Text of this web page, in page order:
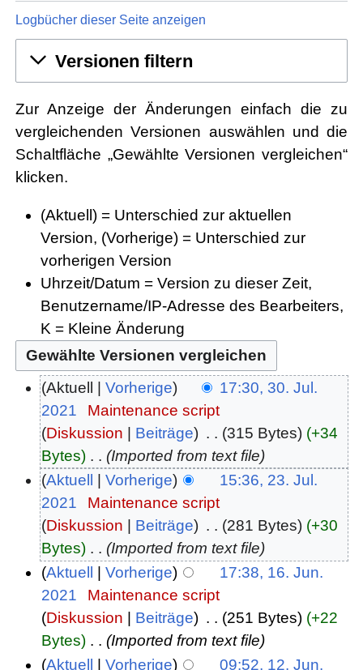
Logbücher dieser Seite anzeigen
Versionen filtern
Zur Anzeige der Änderungen einfach die zu
vergleichenden Versionen auswählen und die
Schaltfläche „Gewählte Versionen vergleichen“
klicken.
(Aktuell) = Unterschied zur aktuellen
Version, (Vorherige) = Unterschied zur
vorherigen Version
Uhrzeit/Datum = Version zu dieser Zeit,
Benutzername/IP-Adresse des Bearbeiters,
K = Kleine Änderung
Aktuell Vorherige
17:30, 30. Jul.
2021
Maintenance script
Diskussion
Beiträge 315 Bytes
+34
Bytes ‎
Imported from text file
Aktuell
Vorherige
15:36, 23. Jul.
2021
Maintenance script
Diskussion
Beiträge 281 Bytes
+30
Bytes ‎
Imported from text file
Aktuell
Vorherige
17:38, 16. Jun.
2021
Maintenance script
Diskussion
Beiträge 251 Bytes
+22
Bytes ‎
Imported from text file
Aktuell
Vorherige
09:52, 12. Jun.